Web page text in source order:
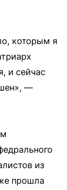
которым я
и сейчас
—
из
прошла